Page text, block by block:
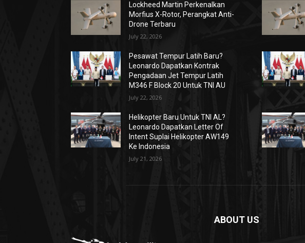
Lockheed Martin Perkenalkan
Morfius X-Rotor, Perangkat Anti-
Drone Terbaru
July 22, 2026
Pesawat Tempur Latih Baru?
Leonardo Dapatkan Kontrak
Pengadaan Jet Tempur Latih
M346 F Block 20 Untuk TNI AU
July 22, 2026
Helikopter Baru Untuk TNI AL?
Leonardo Dapatkan Letter Of
Intent Suplai Helikopter AW149
Ke Indonesia
July 21, 2026
ABOUT US